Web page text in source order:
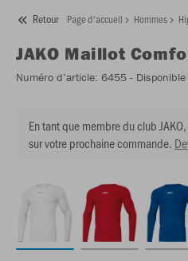
Retour Page d'accueil Hommes
JAKO Maillot
Numéro d’article: 6455 -
En tant que membre du club
sur votre prochaine commande.